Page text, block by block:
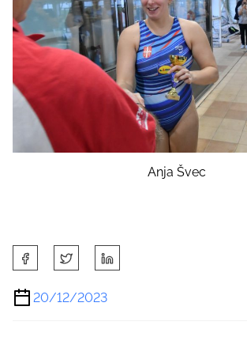
Anja Švec
h
a
r
20/12/2023